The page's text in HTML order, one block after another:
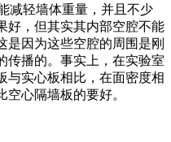
减轻墙体重量，并且不少
好，但其实其内部空腔不能
是因为这些空腔的周围是刚
传播的。事实上，在实验室
与实心板相比，在面密度相
心隔墙板的要好。